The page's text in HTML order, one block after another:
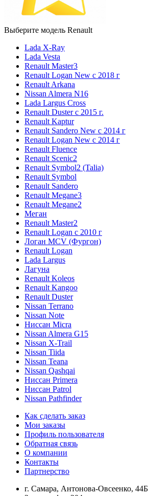
Выберите модель Renault
Lada X-Ray
Lada Vesta
Renault Master3
Renault Logan New с 2018 г
Renault Arkana
Nissan Almera N16
Lada Largus Cross
Renault Duster с 2015 г.
Renault Kaptur
Renault Sandero New с 2014 г
Renault Logan New с 2014 г
Renault Fluence
Renault Scenic2
Renault Symbol2 (Talia)
Renault Symbol
Renault Sandero
Renault Megane3
Renault Megane2
Меган
Renault Master2
Renault Logan c 2010 г
Логан МСV (Фургон)
Renault Logan
Lada Largus
Лагуна
Renault Koleos
Renault Kangoo
Renault Duster
Nissan Terrano
Nissan Note
Ниссан Micra
Nissan Almera G15
Nissan X-Trail
Nissan Tiida
Nissan Teana
Nissan Qashqai
Ниссан Primera
Ниссан Patrol
Nissan Pathfinder
Как сделать заказ
Мои заказы
Профиль пользователя
Обратная связь
О компании
Контакты
Партнерство
г. Самара, Антонова-Овсеенко, 44Б